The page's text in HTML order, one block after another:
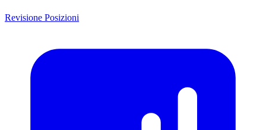
Revisione Posizioni